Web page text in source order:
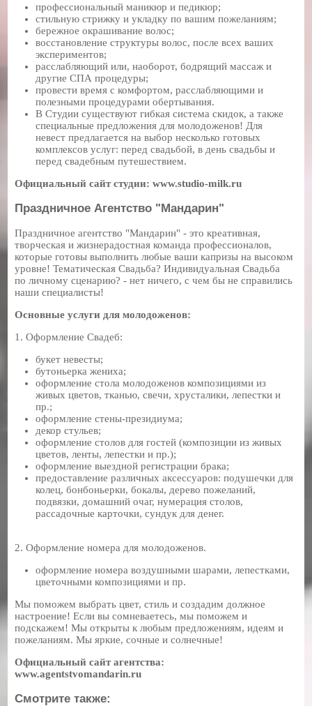
профессиональный маникюр и педикюр;
стильную стрижку и укладку по вашим пожеланиям;
бережное окрашивание волос;
восстановление структуры волос, после всех ваших
экспериментов;
расслабляющий или, наоборот, бодрящий массаж и
другие СПА процедуры;
провести время с комфортом, расслабляющими и
полезными процедурами обертывания.
В Студии существуют гибкая система скидок, а также
специальные предложения для молодоженов! Для
невест предлагается на выбор несколько готовых
комплексов услуг: перед свадьбой, в день свадьбы и
перед свадебным путешествием.
Официальный сайт студии: www.studio-milk.ru
Праздничное Агентство "Мандарин"
Праздничное агентство "Мандарин" - это креативная,
творческая и жизнерадостная команда профессионалов,
которые готовы выполнить любые ваши капризы на высоком
уровне! Тематическая Свадьба? Индивидуальная Свадьба
по личному сценарию? - нет ничего, с чем бы не справились
наши специалисты!
Основные услуги для молодоженов:
1. Оформление Свадеб:
букет невесты;
бутоньерка жениха;
оформление стола молодоженов композициями из
живых цветов, тканью, свечи, хрусталики, лепестки и
пр.;
оформление стены-президиума;
декор стульев;
оформление столов для гостей (композиции из живых
цветов, ленты, лепестки и пр.);
оформление выездной регистрации брака;
предоставление различных аксессуаров: подушечки для
колец, бонбоньерки, бокалы, дерево пожеланий,
подвязки, домашний очаг, нумерация столов,
рассадочные карточки, сундук для денег.
2. Оформление номера для молодоженов.
оформление номера воздушными шарами, лепестками,
цветочными композициями и пр.
Мы поможем выбрать цвет, стиль и создадим должное
настроение! Если вы сомневаетесь, мы поможем и
подскажем! Мы открыты к любым предложениям, идеям и
пожеланиям. Мы яркие, сочные и солнечные!
Официальный сайт агентства:
www.agentstvomandarin.ru
Смотрите также: